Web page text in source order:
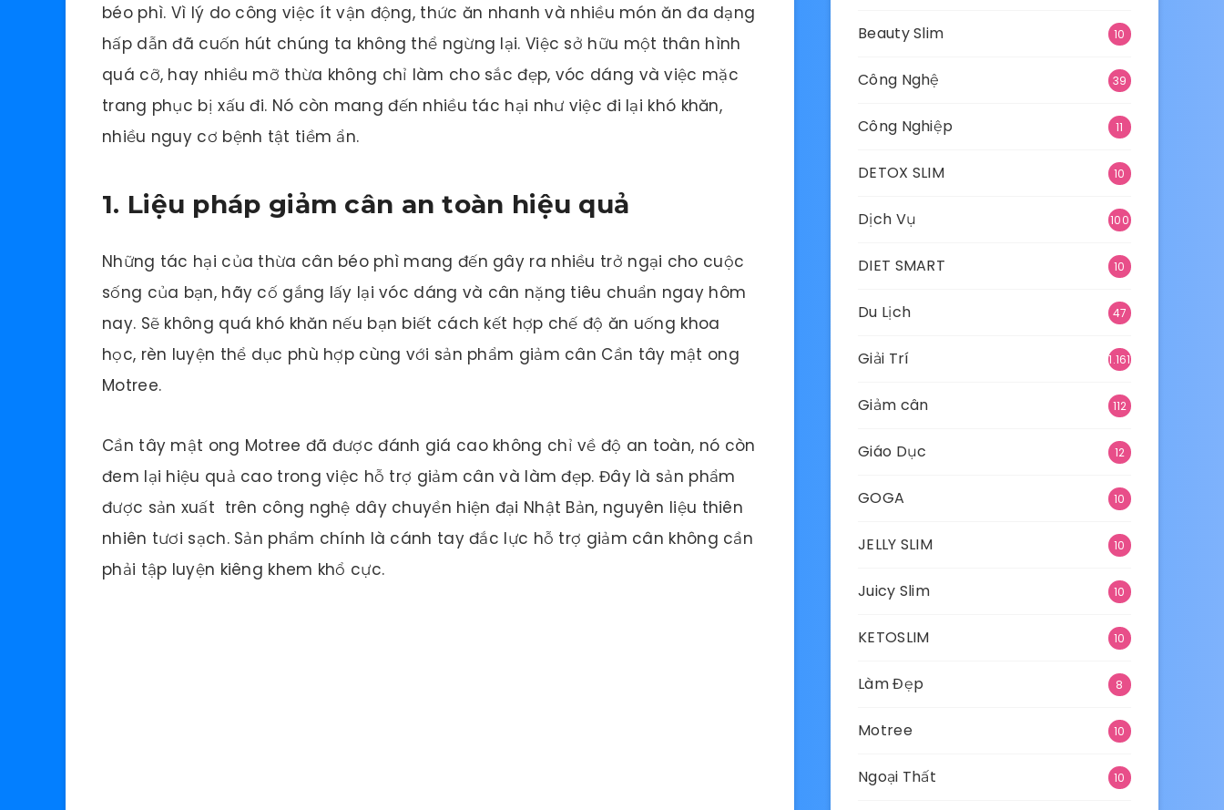
béo phì. Vì lý do công việc ít vận động, thức ăn nhanh và nhiều món ăn đa dạng
hấp dẫn đã cuốn hút chúng ta không thể ngừng lại. Việc sở hữu một thân hình
quá cỡ, hay nhiều mỡ thừa không chỉ làm cho sắc đẹp, vóc dáng và việc mặc
trang phục bị xấu đi. Nó còn mang đến nhiều tác hại như việc đi lại khó khăn,
nhiều nguy cơ bệnh tật tiềm ẩn.
1. Liệu pháp giảm cân an toàn hiệu quả
Những tác hại của thừa cân béo phì mang đến gây ra nhiều trở ngại cho cuộc
sống của bạn, hãy cố gắng lấy lại vóc dáng và cân nặng tiêu chuẩn ngay hôm
nay. Sẽ không quá khó khăn nếu bạn biết cách kết hợp chế độ ăn uống khoa
học, rèn luyện thể dục phù hợp cùng với sản phẩm giảm cân Cần tây mật ong
Motree.
Cần tây mật ong Motree đã được đánh giá cao không chỉ về độ an toàn, nó còn
đem lại hiệu quả cao trong việc hỗ trợ giảm cân và làm đẹp. Đây là sản phẩm
được sản xuất trên công nghệ dây chuyền hiện đại Nhật Bản, nguyên liệu thiên
nhiên tươi sạch. Sản phẩm chính là cánh tay đắc lực hỗ trợ giảm cân không cần
phải tập luyện kiêng khem khổ cực.
Beauty Slim 10
Công Nghệ 39
Công Nghiệp 11
DETOX SLIM 10
Dịch Vụ 100
DIET SMART 10
Du Lịch 47
Giải Trí 1.161
Giảm cân 112
Giáo Dục 12
GOGA 10
JELLY SLIM 10
Juicy Slim 10
KETOSLIM 10
Làm Đẹp 8
Motree 10
Ngoại Thất 10